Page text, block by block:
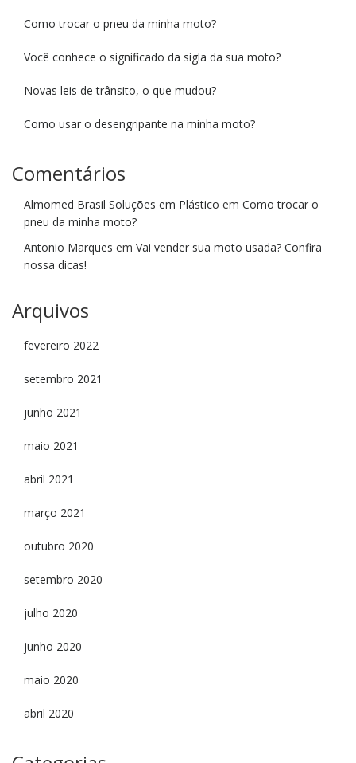
Como trocar o pneu da minha moto?
Você conhece o significado da sigla da sua moto?
Novas leis de trânsito, o que mudou?
Como usar o desengripante na minha moto?
Comentários
Almomed Brasil Soluções em Plástico em Como trocar o
pneu da minha moto?
Antonio Marques em Vai vender sua moto usada? Confira
nossa dicas!
Arquivos
fevereiro 2022
setembro 2021
junho 2021
maio 2021
abril 2021
março 2021
outubro 2020
setembro 2020
julho 2020
junho 2020
maio 2020
abril 2020